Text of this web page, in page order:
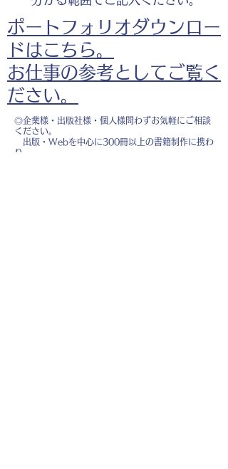
ポートフォリオダウンロー
ドはこちら。
お仕事の参考としてご覧く
ださい。
◎企業様・出版社様・個人様問わずお気軽にご相談
ください。
出版・Webを中心に300冊以上の書籍制作に携わ
り、